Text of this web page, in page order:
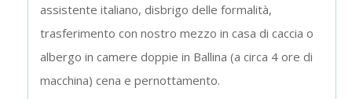
assistente italiano, disbrigo delle formalità,
trasferimento con nostro mezzo in casa di caccia o
albergo in camere doppie in Ballina (a circa 4 ore di
macchina) cena e pernottamento.